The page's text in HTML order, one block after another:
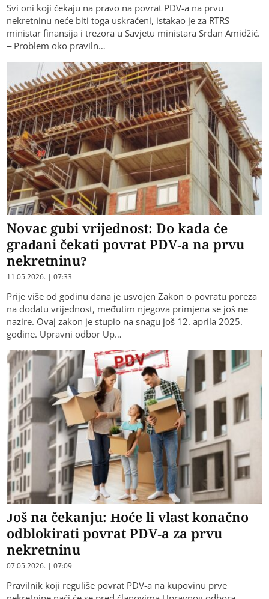
Svi oni koji čekaju na pravo na povrat PDV-a na prvu
nekretninu neće biti toga uskraćeni, istakao je za RTRS
ministar finansija i trezora u Savjetu ministara Srđan Amidžić.
– Problem oko praviln…
Novac gubi vrijednost: Do kada će
građani čekati povrat PDV-a na prvu
nekretninu?
11.05.2026. | 07:33
Prije više od godinu dana je usvojen Zakon o povratu poreza
na dodatu vrijednost, međutim njegova primjena se još ne
nazire. Ovaj zakon je stupio na snagu još 12. aprila 2025.
godine. Upravni odbor Up…
Još na čekanju: Hoće li vlast konačno
odblokirati povrat PDV-a za prvu
nekretninu
07.05.2026. | 07:09
Pravilnik koji reguliše povrat PDV-a na kupovinu prve